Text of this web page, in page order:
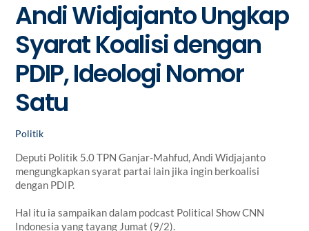
Andi Widjajanto Ungkap
Syarat Koalisi dengan
PDIP, Ideologi Nomor
Satu
Politik
Deputi Politik 5.0 TPN Ganjar-Mahfud, Andi Widjajanto
mengungkapkan syarat partai lain jika ingin berkoalisi
dengan PDIP.
Hal itu ia sampaikan dalam podcast Political Show CNN
Indonesia yang tayang Jumat (9/2).